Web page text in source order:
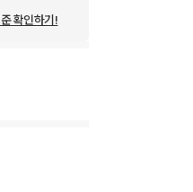
확인하기!